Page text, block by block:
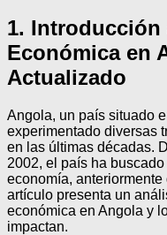
1. Introducción
Económica en
Actualizado
Angola, un país situado
experimentado diversas
en las últimas décadas.
2002, el país ha
economía,
artículo presenta un
económica en Angola y
impactan.